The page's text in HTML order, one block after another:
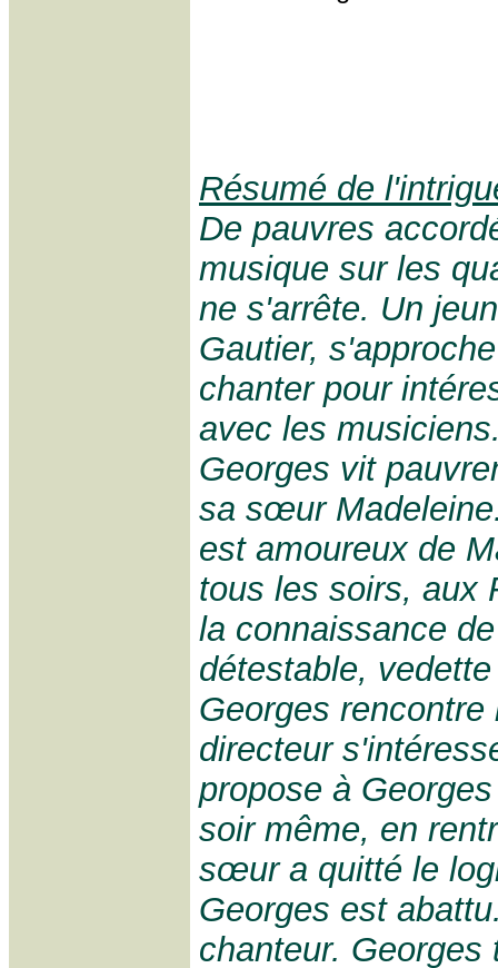
Résumé de
De pauvres
musique sur les
ne s'arrête. Un
Gautier,
chanter pour
avec les
Georges vit
sa sœur
est amoureux de
tous les soirs, aux
la connaissance
détestable,
Georges
directeur
propose à
soir même, en
sœur a quitté le
Georges est
chanteur.